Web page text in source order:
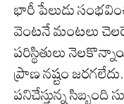
భారీ పేలుడు
వెంటనే మంటలు
పరిస్థితులు
ప్రాణ నష్టం
పనిచేస్తున్న